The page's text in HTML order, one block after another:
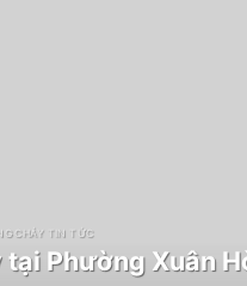
CHÁY TIN TỨC
Phường Xuân